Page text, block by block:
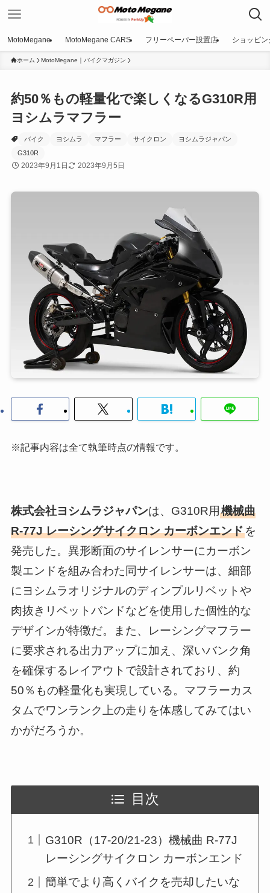
MotoMegane MotoMegane CARS フリーペーパー設置店 ショッピン
ホーム MotoMegane｜バイクマガジン
約50％もの軽量化で楽しくなるG310R用
ヨシムラマフラー
バイク ヨシムラ マフラー サイクロン
ヨシムラジャパン
G310R
2023年9月1日 2023年9月5日
※記事内容は全て執筆時点の情報です。
株式会社ヨシムラジャパンは、G310R用機械曲
R-77J レーシングサイクロン カーボンエンドを
発売した。異形断面のサイレンサーにカーボン
製エンドを組み合わた同サイレンサーは、細部
にヨシムラオリジナルのディンプルリベットや
肉抜きリベットバンドなどを使用した個性的な
デザインが特徴だ。また、レーシングマフラー
に要求される出力アップに加え、深いバンク角
を確保するレイアウトで設計されており、約
50％もの軽量化も実現している。マフラーカス
タムでワンランク上の走りを体感してみてはい
かがだろうか。
目次
G310R（17-20/21-23）機械曲 R-77J
レーシングサイクロン カーボンエンド
簡単でより高くバイクを売却したいな